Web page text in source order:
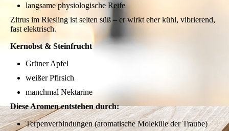
langsame physiologische Reife
Zitrus im Riesling ist selten süß – er wirkt eher kühl, vibrierend,
fast elektrisch.
Kernobst & Steinfrucht
Grüner Apfel
weißer Pfirsich
manchmal Nektarine
Diese Aromen entstehen durch:
Terpenverbindungen (aromatische Moleküle der Traube)